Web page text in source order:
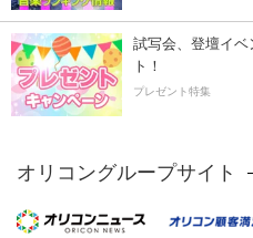
試写会、登壇イ
ト！
プレゼント特集
オリコングループサイト